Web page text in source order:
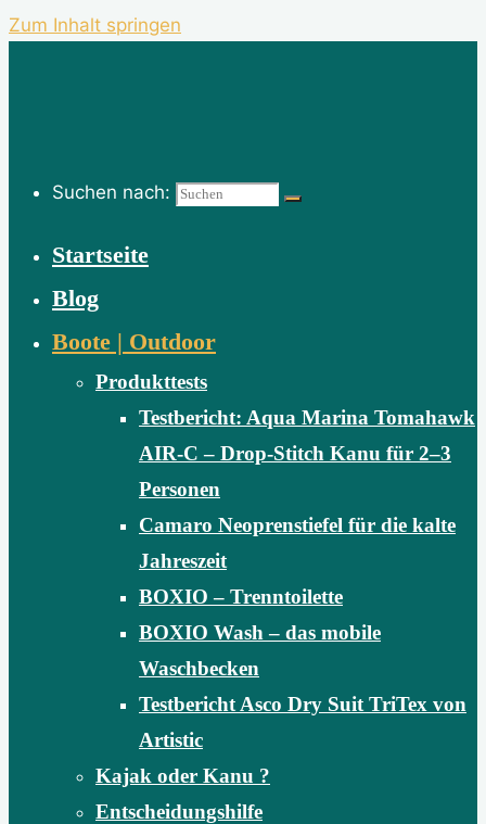
Zum Inhalt springen
Suchen nach:
Startseite
Blog
Boote | Outdoor
Produkttests
Testbericht: Aqua Marina Tomahawk
AIR-C – Drop-Stitch Kanu für 2–3
Personen
Camaro Neoprenstiefel für die kalte
Jahreszeit
BOXIO – Trenntoilette
BOXIO Wash – das mobile
Waschbecken
Testbericht Asco Dry Suit TriTex von
Artistic
Kajak oder Kanu ?
Entscheidungshilfe